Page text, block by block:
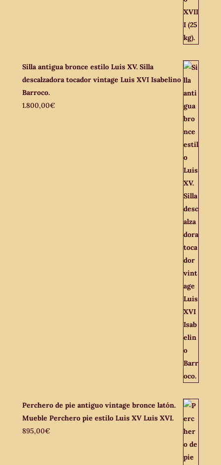
Silla antigua bronce estilo Luis XV. Silla
descalzadora tocador vintage Luis XVI Isabelino
Barroco.
1.800,00€
Perchero de pie antiguo vintage bronce latón.
Mueble Perchero pie estilo Luis XV Luis XVI.
895,00€